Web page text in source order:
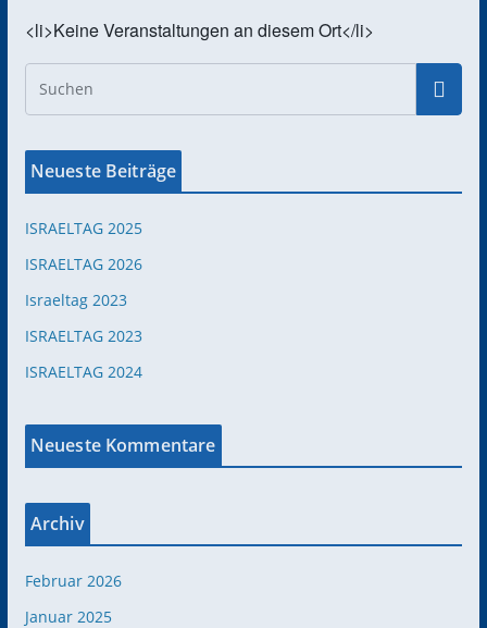
<li>Keine Veranstaltungen an diesem Ort</li>
Neueste Beiträge
ISRAELTAG 2025
ISRAELTAG 2026
Israeltag 2023
ISRAELTAG 2023
ISRAELTAG 2024
Neueste Kommentare
Archiv
Februar 2026
Januar 2025